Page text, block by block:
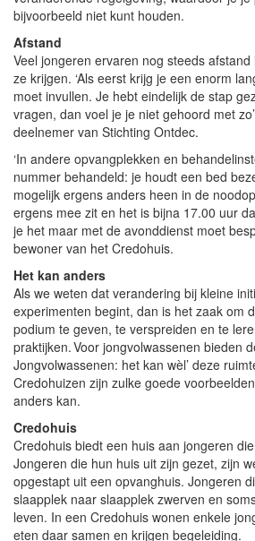
bijvoorbeeld niet kunt houden.
Afstand
Veel jongeren ervaren nog steeds
ze krijgen. ‘Als eerst krijg je een enorm
moet invullen. Je hebt eindelijk de stap
vragen, dan voel je je niet gehoord met
deelnemer van Stichting Ontdec.
‘In andere opvangplekken en
nummer behandeld: je houdt een bed
mogelijk ergens anders heen in de
ergens mee zit en het is bijna 17.00 uur
je het maar met de avonddienst moet
bewoner van het Credohuis.
Het kan anders
Als we weten dat verandering bij kleine
experimenten begint, dan is het zaak om
podium te geven, te verspreiden en te
praktijken. Voor jongvolwassenen bieden
Jongvolwassenen: het kan wèl’ deze
Credohuizen zijn zulke goede
anders kan.
Credohuis
Credohuis biedt een huis aan jongeren
Jongeren die hun huis uit zijn gezet, zijn
opgestapt uit een opvanghuis. Jongeren
slaapplek naar slaapplek zwerven en
leven. In een Credohuis wonen enkele
eten daar samen en krijgen begeleiding.